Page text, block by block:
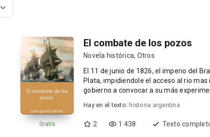
Gratis
El combate de los pozos
Novela histórica, Otros
El 11 de junio de 1826, el imperio del
Plata, impidiendole el acceso al rio mas
gobierno a convocar a su más
Hay en el texto: historia argentina
2 1 438 Texto